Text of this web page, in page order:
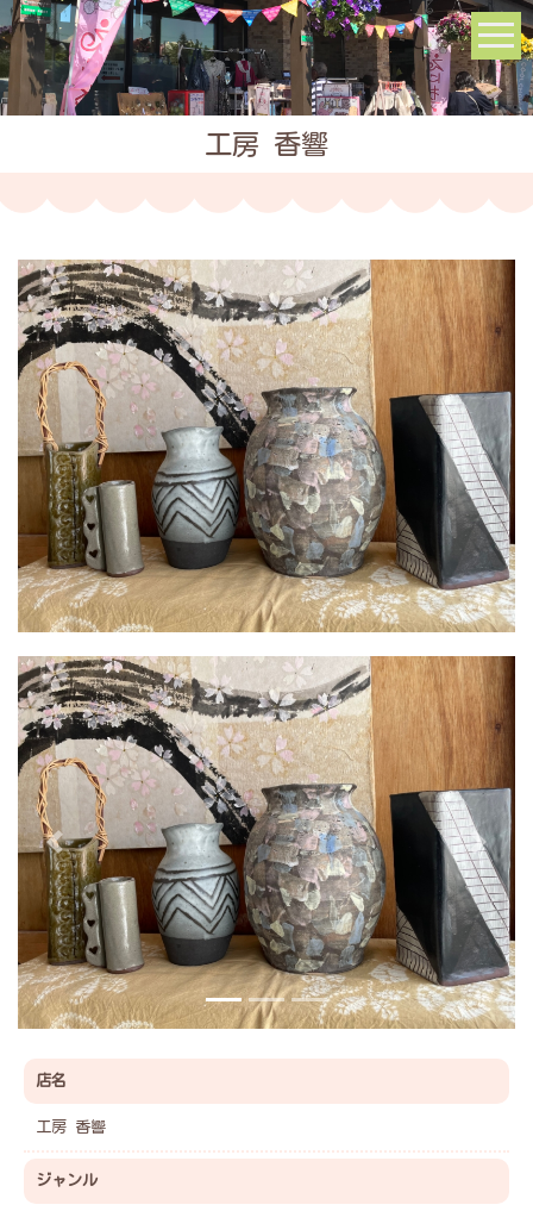
工房 香響
Previous Next
店名
工房 香響
ジャンル